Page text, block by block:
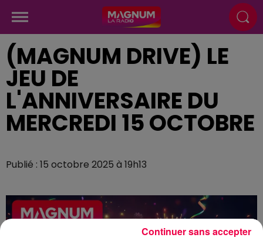
(MAGNUM DRIVE) LE
JEU DE
L'ANNIVERSAIRE DU
MERCREDI 15 OCTOBRE
Publié : 15 octobre 2025 à 19h13
Continuer sans accepter